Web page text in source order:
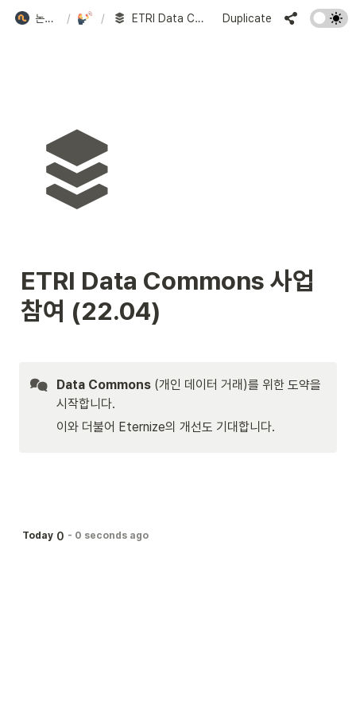
논스랩 NonceLab / 연혁
/ ETRI Data Commons 사업 참여 (22.04) Duplicate
ETRI Data Commons 사업
참여 (22.04)
Data Commons (개인 데이터 거래)를 위한 도약을
시작합니다.
이와 더불어 Eternize의 개선도 기대합니다.
Today 0 - 0 seconds ago